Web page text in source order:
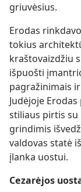
griuvėsius.
Erodas
tokius
kraštovaizdžiu
išpuošti
pagražinimais
Judėjoje
stiliaus pirtis
grindimis
valdovas statė
įlanka uostui.
Cezarėjos